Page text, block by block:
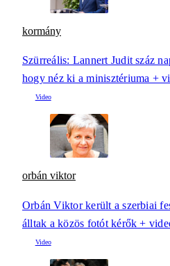
kormány
Szürreális: Lannert Judit száz
hogy néz ki a minisztériuma +
orbán viktor
Orbán Viktor került a szerbiai
álltak a közös fotót kérők +